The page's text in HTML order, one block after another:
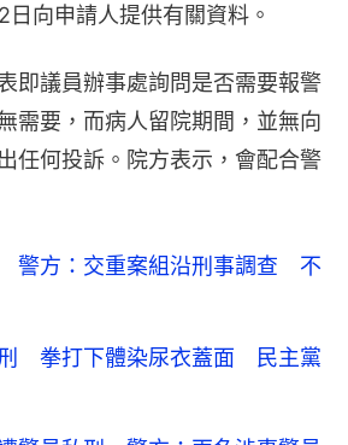
日向申請人提供有關資料。
即議員辦事處詢問是否需要報警
需要，而病人留院期間，並無向
任何投訴。院方表示，會配合警
警方：交重案組沿刑事調查 不
拳打下體染尿衣蓋面 民主黨